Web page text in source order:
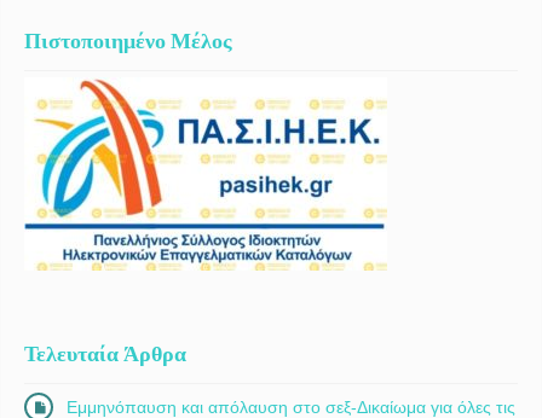
Πιστοποιημένο Μέλος
Τελευταία Άρθρα
Εμμηνόπαυση και απόλαυση στο σεξ-Δικαίωμα για όλες τις